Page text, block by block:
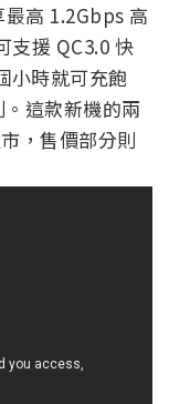
高 1.2Gbps 高
支援 QC3.0 快
小時就可充飽
這款新機的兩
，售價部分則